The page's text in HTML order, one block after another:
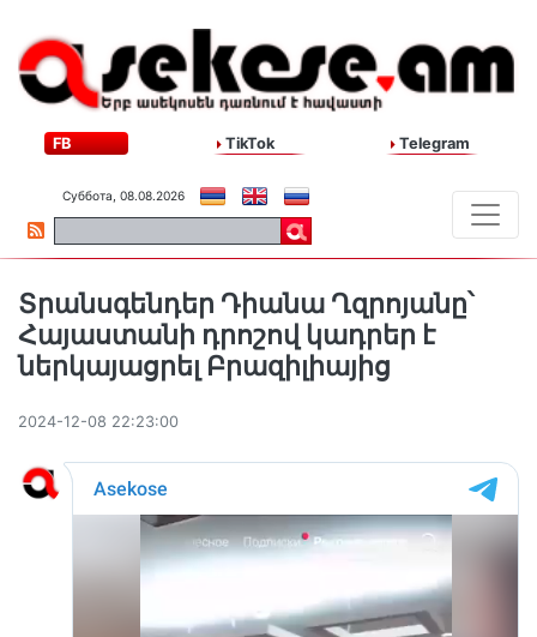
FB TikTok Telegram
Суббота, 08.08.2026
Տրանսգենդեր Դիանա Ղզրոյանը՝
Հայաստանի դրոշով կադրեր է
ներկայացրել Բրազիլիայից
2024-12-08 22:23:00